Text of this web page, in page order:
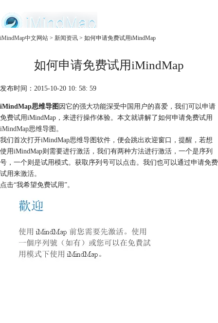
服务
iMindMap中文网站 > 新闻资讯 > 如何申请免费试用iMindMap
如何申请免费试用iMindMap
发布时间：2015-10-20 10: 58: 59
iMindMap思维导图因它的强大功能深受中国用户的喜爱，我们可以申请
免费试用iMindMap，来进行操作体验。本文就讲解了如何申请免费试用
iMindMap思维导图。
我们首次打开iMindMap思维导图软件，便会跳出欢迎窗口，提醒，若想
使用iMindMap则需要进行激活，我们有两种方法进行激活，一个是序列
号，一个则是试用模式。获取序列号可以点击。我们也可以通过申请免费
试用来激活。
点击“我希望免费试用”。